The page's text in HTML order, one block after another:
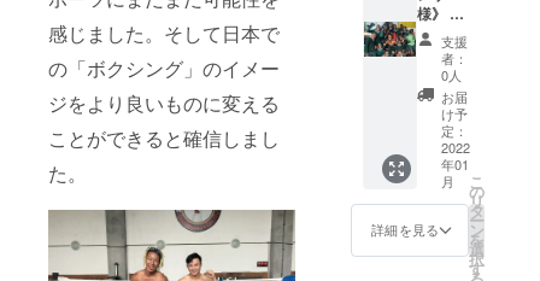
感じました。そして日本で
の「ボクシング」のイメー
ジをより良いものに変える
ことができると確信しまし
た。
グトー
クなど
なんで
も話し
ます！
もし海
外生活
や海外
旅行に
ついて
ご相談
などが
あれば
のりま
様》 当
ジムの
スポン
サー様
とし
て、リ
ング
コー
ナーポ
ストに
ご支援
いただ
きまし
た企業
支援
者：
0人
お届
け予
定：
2022
年01
月
詳細を見る
こ
の
リ
タ
ー
ン
を
選
択
す